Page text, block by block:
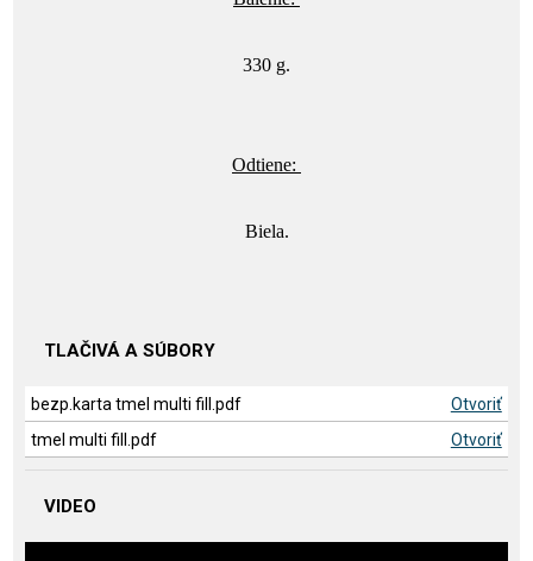
330 g.
Odtiene:
Biela.
TLAČIVÁ A SÚBORY
bezp.karta tmel multi fill.pdf
Otvoriť
tmel multi fill.pdf
Otvoriť
VIDEO